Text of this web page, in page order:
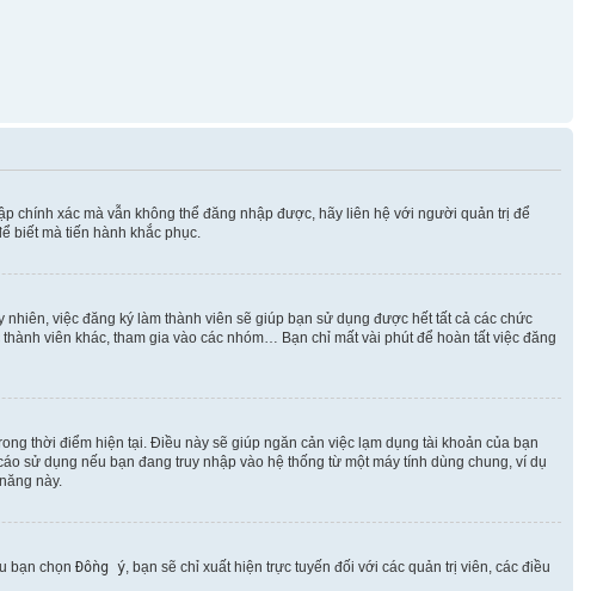
chính xác mà vẫn không thể đăng nhập được, hãy liên hệ với người quản trị để
biết mà tiến hành khắc phục.
việc đăng ký làm thành viên sẽ giúp bạn sử dụng được hết tất cả các chức
viên khác, tham gia vào các nhóm… Bạn chỉ mất vài phút để hoàn tất việc đăng
thời điểm hiện tại. Điều này sẽ giúp ngăn cản việc lạm dụng tài khoản của bạn
sử dụng nếu bạn đang truy nhập vào hệ thống từ một máy tính dùng chung, ví dụ
này.
bạn chọn Đồng ý , bạn sẽ chỉ xuất hiện trực tuyến đối với các quản trị viên, các điều